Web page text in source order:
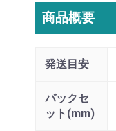
商品概要
発送目安
バックセ
ット(mm)